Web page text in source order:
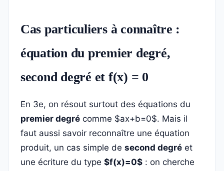
Cas particuliers à connaître :
équation du premier degré,
second degré et f(x) = 0
En 3e, on résout surtout des équations du
premier degré comme $ax+b=0$. Mais il
faut aussi savoir reconnaître une équation
produit, un cas simple de second degré et
une écriture du type $f(x)=0$ : on cherche